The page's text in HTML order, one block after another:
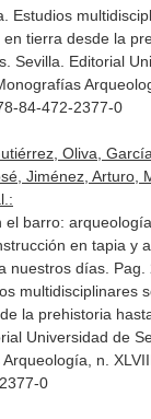
Estudios
tierra desde la
. Sevilla. Editorial
84-472-2377-0
Oliva,
Jiménez, Arturo,
el barro:
en tapia y
nuestros días. Pag.
multidisciplinares
la prehistoria
Universidad de
n.
0